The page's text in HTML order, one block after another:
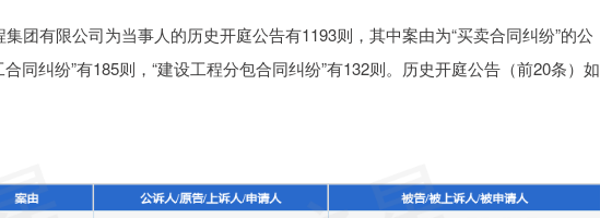
团有限公司为当事人的历史开庭公告有1193则，其中案由为“买卖合同纠纷”的公
同纠纷”有185则，“建设工程分包合同纠纷”有132则。历史开庭公告（前20条）如